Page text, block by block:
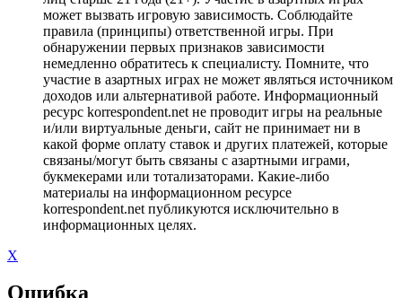
может вызвать игровую зависимость. Соблюдайте
правила (принципы) ответственной игры. При
обнаружении первых признаков зависимости
немедленно обратитесь к специалисту. Помните, что
участие в азартных играх не может являться источником
доходов или альтернативой работе. Информационный
ресурс korrespondent.net не проводит игры на реальные
и/или виртуальные деньги, сайт не принимает ни в
какой форме оплату ставок и других платежей, которые
связаны/могут быть связаны с азартными играми,
букмекерами или тотализаторами. Какие-либо
материалы на информационном ресурсе
korrespondent.net публикуются исключительно в
информационных целях.
X
Ошибка